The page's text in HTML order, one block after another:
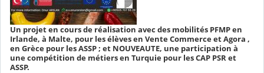
Un projet en cours de réalisation avec des mobilités PFMP en
Irlande, à Malte, pour les élèves en Vente Commerce et Agora ,
en Grèce pour les ASSP ; et NOUVEAUTE, une participation à
une compétition de métiers en Turquie pour les CAP PSR et
ASSP.